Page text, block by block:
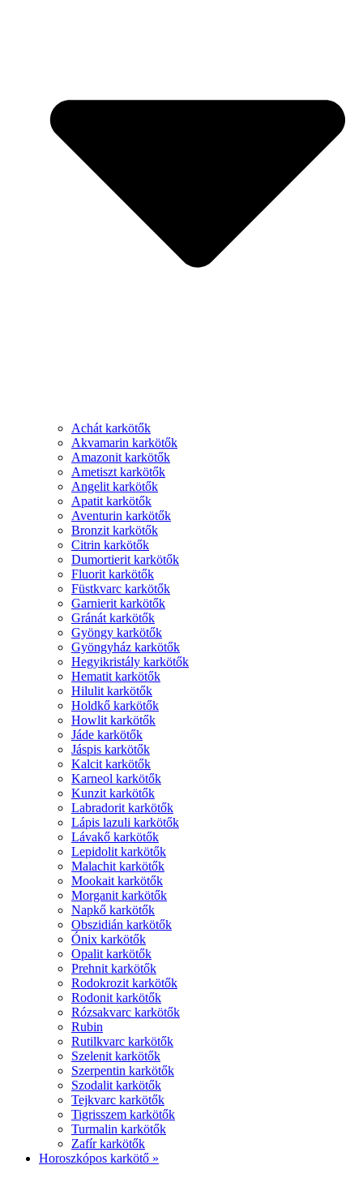
Achát karkötők
Akvamarin karkötők
Amazonit karkötők
Ametiszt karkötők
Angelit karkötők
Apatit karkötők
Aventurin karkötők
Bronzit karkötők
Citrin karkötők
Dumortierit karkötők
Fluorit karkötők
Füstkvarc karkötők
Garnierit karkötők
Gránát karkötők
Gyöngy karkötők
Gyöngyház karkötők
Hegyikristály karkötők
Hematit karkötők
Hilulit karkötők
Holdkő karkötők
Howlit karkötők
Jáde karkötők
Jáspis karkötők
Kalcit karkötők
Karneol karkötők
Kunzit karkötők
Labradorit karkötők
Lápis lazuli karkötők
Lávakő karkötők
Lepidolit karkötők
Malachit karkötők
Mookait karkötők
Morganit karkötők
Napkő karkötők
Obszidián karkötők
Ónix karkötők
Opalit karkötők
Prehnit karkötők
Rodokrozit karkötők
Rodonit karkötők
Rózsakvarc karkötők
Rubin
Rutilkvarc karkötők
Szelenit karkötők
Szerpentin karkötők
Szodalit karkötők
Tejkvarc karkötők
Tigrisszem karkötők
Turmalin karkötők
Zafír karkötők
Horoszkópos karkötő »